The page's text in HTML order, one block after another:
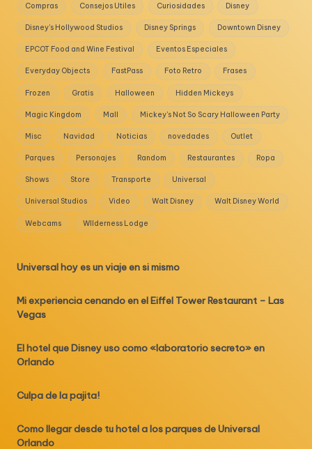
Compras Consejos Utiles Curiosidades Disney
Disney's Hollywood Studios Disney Springs Downtown Disney
EPCOT Food and Wine Festival Eventos Especiales
Everyday Objects FastPass Foto Retro Frases
Frozen Gratis Halloween Hidden Mickeys
Magic Kingdom Mall Mickey's Not So Scary Halloween Party
Misc Navidad Noticias novedades Outlet
Parques Personajes Random Restaurantes Ropa
Shows Store Transporte Universal
Universal Studios Video Walt Disney Walt Disney World
Webcams WIlderness Lodge
Universal hoy es un viaje en si mismo
Mi experiencia cenando en el Eiffel Tower Restaurant – Las
Vegas
El hotel que Disney uso como «laboratorio secreto» en
Orlando
Culpa de la pajita!
Como llegar desde tu hotel a los parques de Universal
Orlando